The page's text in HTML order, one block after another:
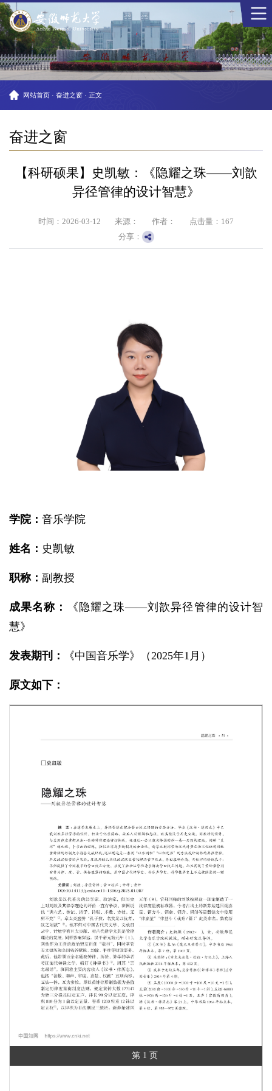
网站首页 · 奋进之窗 · 正文
奋进之窗
【科研硕果】史凯敏：《隐耀之珠——刘歆
异径管律的设计智慧》
时间：2026-03-12 来源： 作者： 点击量： 167
分享：
学院： 音乐学院
姓名： 史凯敏
职称： 副教授
成果名称：
《隐耀之珠——刘歆异径管律的设计智
慧》
发表期刊： 《中国音乐学》（2025年1月）
原文如下：
第 1 页